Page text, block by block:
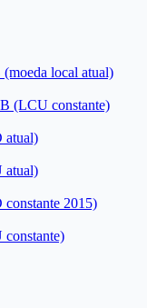
local atual)
(LCU constante)
atual)
atual)
constante 2015)
constante)